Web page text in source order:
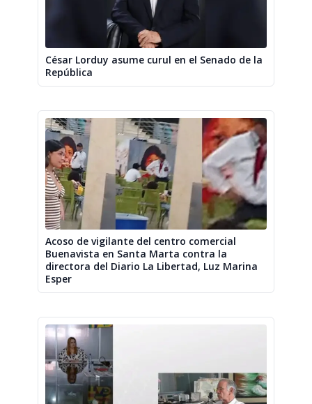
César Lorduy asume curul en el Senado de la
República
Acoso de vigilante del centro comercial
Buenavista en Santa Marta contra la
directora del Diario La Libertad, Luz Marina
Esper